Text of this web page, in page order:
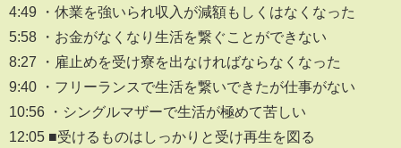
4:49 ・休業を強いられ収入が減額もしくはなくなった
5:58 ・お金がなくなり生活を繋ぐことができない
8:27 ・雇止めを受け寮を出なければならなくなった
9:40 ・フリーランスで生活を繋いできたが仕事がない
10:56 ・シングルマザーで生活が極めて苦しい
12:05 ■受けるものはしっかりと受け再生を図る